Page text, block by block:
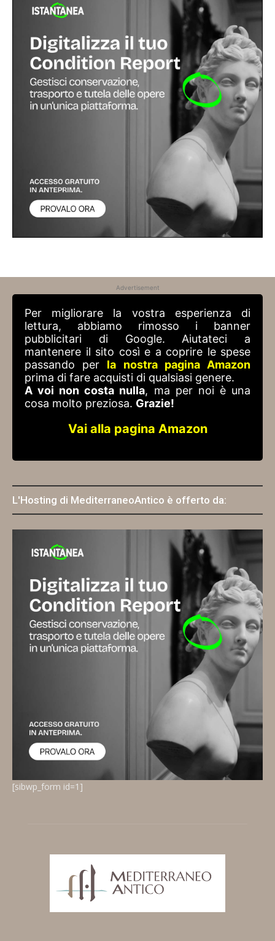
Advertisement
Per migliorare la vostra esperienza di
lettura, abbiamo rimosso i banner
pubblicitari di Google. Aiutateci a
mantenere il sito così e a coprire le spese
passando per la nostra pagina Amazon
prima di fare acquisti di qualsiasi genere.
A voi non costa nulla, ma per noi è una
cosa molto preziosa. Grazie!
Vai alla pagina Amazon
L'Hosting di MediterraneoAntico è offerto da:
[sibwp_form id=1]